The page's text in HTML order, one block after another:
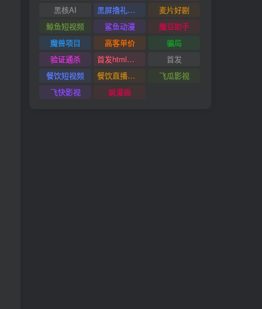
黑核AI
黑屏撸礼物撸门票
麦片好剧
鲸鱼短视频
鲨鱼动漫
魔豆助手
魔兽项目
高客单价
骗局
验证通杀
首发html小霸王游戏网站搭建项目
首发
餐饮短视频
餐饮直播引流
飞瓜影视
飞快影视
飒漫画